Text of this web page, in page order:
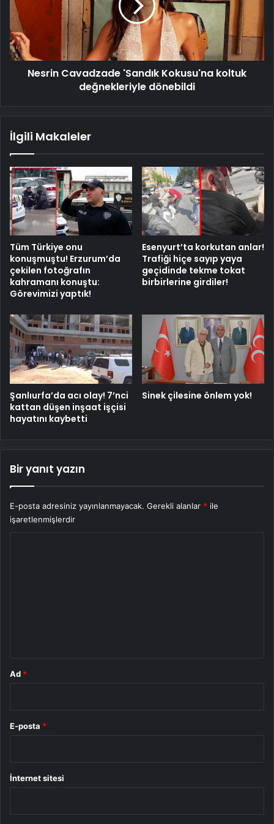
koltuk
değnekleriyle
dönebildi
Nesrin Cavadzade 'Sandık Kokusu'na koltuk
değnekleriyle dönebildi
İlgili Makaleler
Tüm Türkiye onu
konuşmuştu! Erzurum’da
çekilen fotoğrafın
kahramanı konuştu:
Görevimizi yaptık!
Esenyurt’ta korkutan anlar!
Trafiği hiçe sayıp yaya
geçidinde tekme tokat
birbirlerine girdiler!
Şanlıurfa’da acı olay! 7’nci
kattan düşen inşaat işçisi
hayatını kaybetti
Sinek çilesine önlem yok!
Bir yanıt yazın
E-posta adresiniz yayınlanmayacak. Gerekli alanlar * ile
işaretlenmişlerdir
Ad *
E-posta *
İnternet sitesi